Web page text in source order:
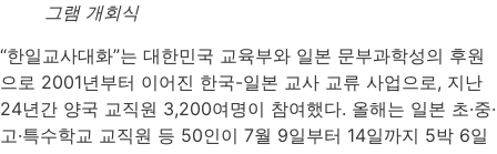
그램 개회식
“한일교사대화”는 대한민국 교육부와 일본 문부과학성의 후원
으로 2001년부터 이어진 한국-일본 교사 교류 사업으로, 지난
24년간 양국 교직원 3,200여명이 참여했다. 올해는 일본 초·중·
고·특수학교 교직원 등 50인이 7월 9일부터 14일까지 5박 6일